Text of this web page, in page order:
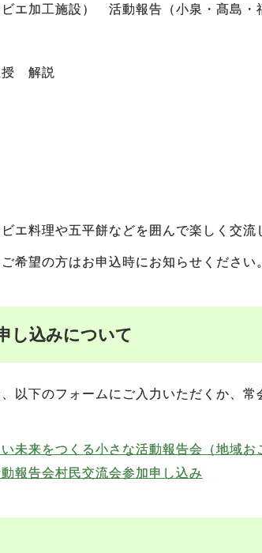
エ加工施設） 活動報告（小泉・髙島・
授 解説
エ料理や五平餅などを囲んで楽しく交流
希望の方はお申込時にお知らせください。
し込みについて
以下のフォームにご入力いただくか、
未来をつくる小さな活動報告会（地域
報告会村民交流会参加申し込み